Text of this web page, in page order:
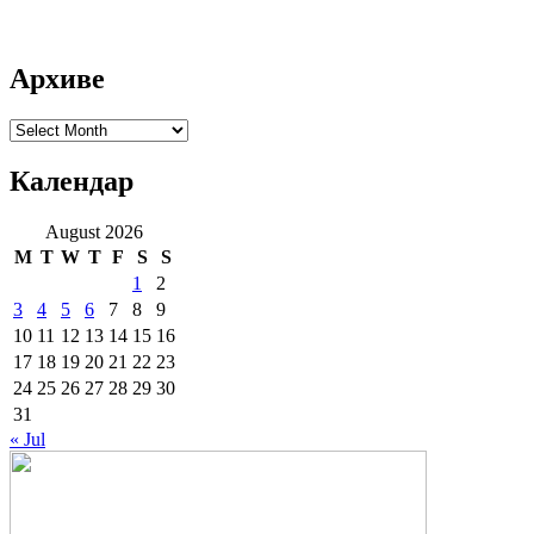
Архиве
Архиве
Календар
August 2026
M T W T F S
S
1
2
3
4 5 6 7 8
9
10 11 12 13 14 15 16
17 18 19 20 21 22 23
24 25 26 27 28 29 30
31
« Jul